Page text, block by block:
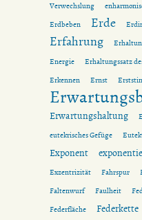
Verwechslung
Erdbeben
Erde
Erfahrung
Energie
Erhaltungssatz
Erkennen
Ernst
Erwartungshaltung
eutekrisches Gefüge
Exponent
Exzentrizität
Fahrspur
Faltenwurf
Faulheit
Federfläche
Federkette